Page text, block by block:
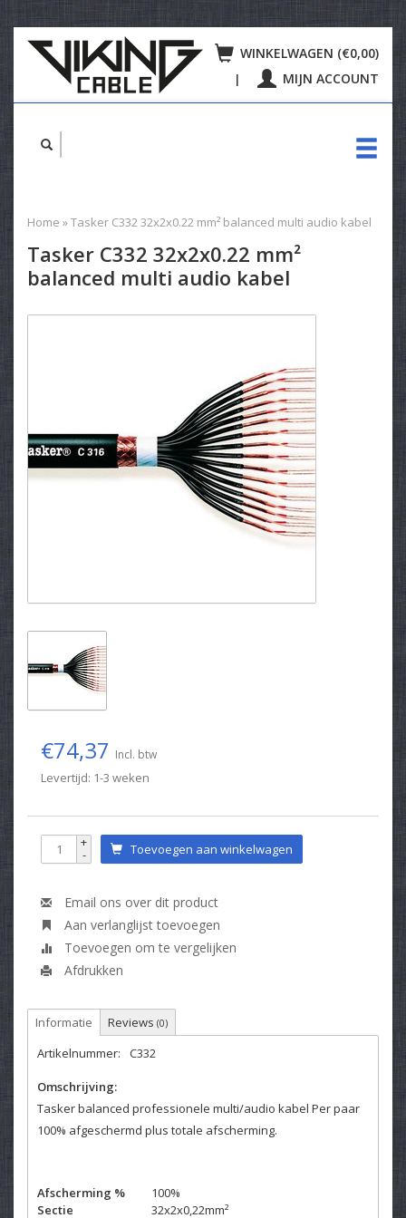
WINKELWAGEN (€0,00)
| MIJN ACCOUNT
Home »Tasker C332 32x2x0.22 mm² balanced multi audio kabel
Tasker C332 32x2x0.22 mm²
balanced multi audio kabel
€74,37 Incl. btw
Levertijd: 1-3 weken
+
- Toevoegen aan winkelwagen
Email ons over dit product
Aan verlanglijst toevoegen
Toevoegen om te vergelijken
Afdrukken
Informatie Reviews (0)
Artikelnummer: C332
Omschrijving:
Tasker balanced professionele multi/audio kabel Per paar
100% afgeschermd plus totale afscherming.
Afscherming %
100%
Sectie
32x2x0,22mm²